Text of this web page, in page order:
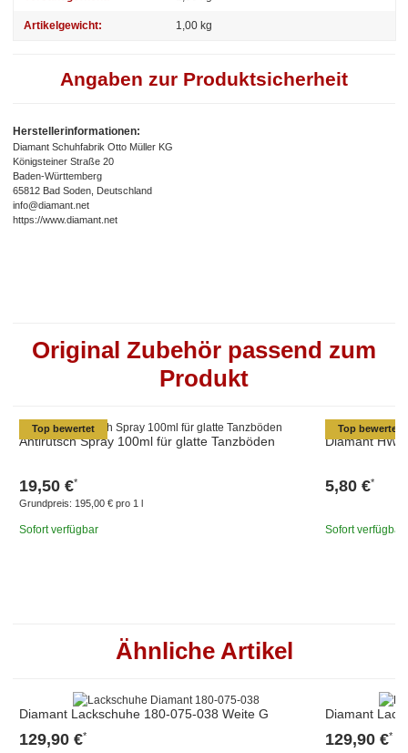
Artikelgewicht: 1,00 kg
Angaben zur Produktsicherheit
Herstellerinformationen:
Diamant Schuhfabrik Otto Müller KG
Königsteiner Straße 20
Baden-Württemberg
65812 Bad Soden, Deutschland
info@diamant.net
https://www.diamant.net
Original Zubehör passend zum
Produkt
Top bewertet
Antirutsch Spray 100ml für glatte Tanzböden
19,50 €*
Grundpreis: 195,00 € pro 1 l
Sofort verfügbar
Top bewertet
Diamant
5,80 €*
Sofort verfügbar
Ähnliche Artikel
Diamant Lackschuhe 180-075-038 Weite G
129,90 €*
Diamant
129,90 €*